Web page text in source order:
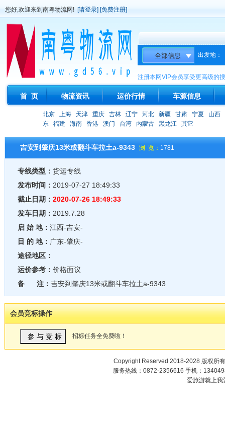
您好,欢迎来到南粤物流网! [请登录] [免费注册]
出发地：
注册本网VIP会员享受更高级的
首 页 物流资讯 运价行情 车源信息
北京 上海 天津 重庆 吉林 辽宁 河北 新疆 甘肃 宁夏
山西
东
福建 海南 香港 澳门 台湾 内蒙古 黑龙江 其它
吉安到肇庆13米或翻斗车拉土a-9343 浏 览： 1781
专线类型： 货运专线
发布时间： 2019-07-27 18:49:33
截止日期： 2020-07-26 18:49:33
发车日期： 2019.7.28
启 始 地： 江西-吉安-
目 的 地： 广东-肇庆-
途径地区：
运价参考： 价格面议
备 注： 吉安到肇庆13米或翻斗车拉土a-9343
会员竞标操作
招标任务全免费啦！
Copyright Reserved 2018-2028 版权所
服务热线：0872-2356616 手机：
爱旅游就上我